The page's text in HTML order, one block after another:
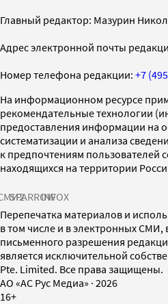
Главный редактор: Мазурин
Адрес электронной почты
Номер телефона редакции: +7
На информационном ресурсе
рекомендательные технологии
предоставления информации на
систематизации и анализа
к предпочтениям пользователей
находящихся на территории
SPARROWINFOX
Перепечатка материалов и
в том числе и в электронных
письменного разрешения
является исключительной
Pte. Limited. Все права защищены.
AO «АС Рус Медиа» · 2026
16+